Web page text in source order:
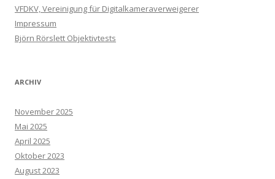
VFDKV, Vereinigung für Digitalkameraverweigerer
Impressum
Björn Rörslett Objektivtests
ARCHIV
November 2025
Mai 2025
April 2025
Oktober 2023
August 2023